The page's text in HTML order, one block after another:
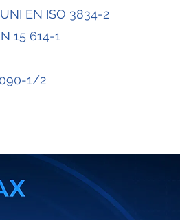
EN ISO 3834-2
15 614-1
1/2